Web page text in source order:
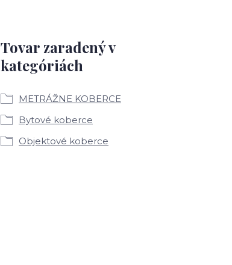
Tovar zaradený v
kategóriách
METRÁŽNE KOBERCE
Bytové koberce
Objektové koberce